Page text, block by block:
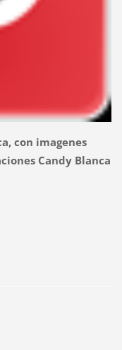
con imagenes
Candy Blanca